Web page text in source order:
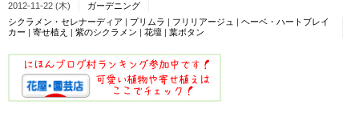
2012-11-22 (木)
ガーデニング
シクラメン・セレナーディア | プリムラ | フリリアージュ | ヘーベ・ハートブレイ
カー | 寄せ植え | 紫のシクラメン | 花壇 | 葉ボタン